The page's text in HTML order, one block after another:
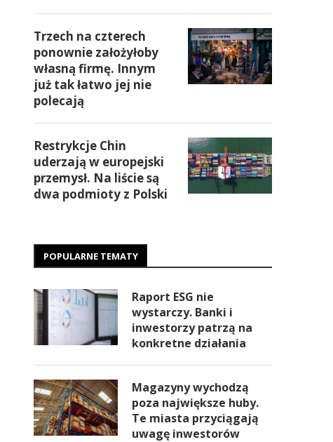
Trzech na czterech
ponownie założyłoby
własną firmę. Innym
już tak łatwo jej nie
polecają
Restrykcje Chin
uderzają w europejski
przemysł. Na liście są
dwa podmioty z Polski
POPULARNE TEMATY
Raport ESG nie
wystarczy. Banki i
inwestorzy patrzą na
konkretne działania
Magazyny wychodzą
poza największe huby.
Te miasta przyciągają
uwagę inwestorów